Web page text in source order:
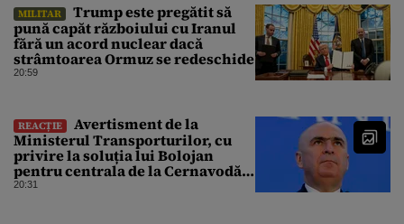
MILITAR
Trump este pregătit să
pună capăt războiului cu Iranul
fără un acord nuclear dacă
strâmtoarea Ormuz se redeschide
20:59
REACȚIE
Avertisment de la
Ministerul Transporturilor, cu
privire la soluția lui Bolojan
pentru centrala de la Cernavodă:
„Pericolul n-a trecut”
20:31